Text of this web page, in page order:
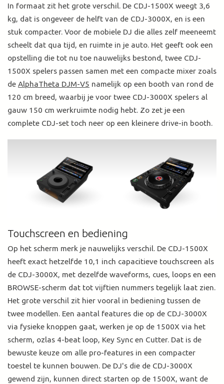
In formaat zit het grote verschil. De CDJ-1500X weegt 3,6
kg, dat is ongeveer de helft van de CDJ-3000X, en is een
stuk compacter. Voor de mobiele DJ die alles zelf meeneemt
scheelt dat qua tijd, en ruimte in je auto. Het geeft ook een
opstelling die tot nu toe nauwelijks bestond, twee CDJ-
1500X spelers passen samen met een compacte mixer zoals
de AlphaTheta DJM-V5 namelijk op een booth van rond de
120 cm breed, waarbij je voor twee CDJ-3000X spelers al
gauw 150 cm werkruimte nodig hebt. Zo zet je een
complete CDJ-set toch neer op een kleinere drive-in booth.
Touchscreen en bediening
Op het scherm merk je nauwelijks verschil. De CDJ-1500X
heeft exact hetzelfde 10,1 inch capacitieve touchscreen als
de CDJ-3000X, met dezelfde waveforms, cues, loops en een
BROWSE-scherm dat tot vijftien nummers tegelijk laat zien.
Het grote verschil zit hier vooral in bediening tussen de
twee modellen. Een aantal features die op de CDJ-3000X
via fysieke knoppen gaat, werken je op de 1500X via het
scherm, ozlas 4-beat loop, Key Sync en Cutter. Dat is de
bewuste keuze om alle pro-features in een compacter
toestel te kunnen bouwen. De DJ's die de CDJ-3000X
gewend zijn, kunnen direct starten op de 1500X, want de